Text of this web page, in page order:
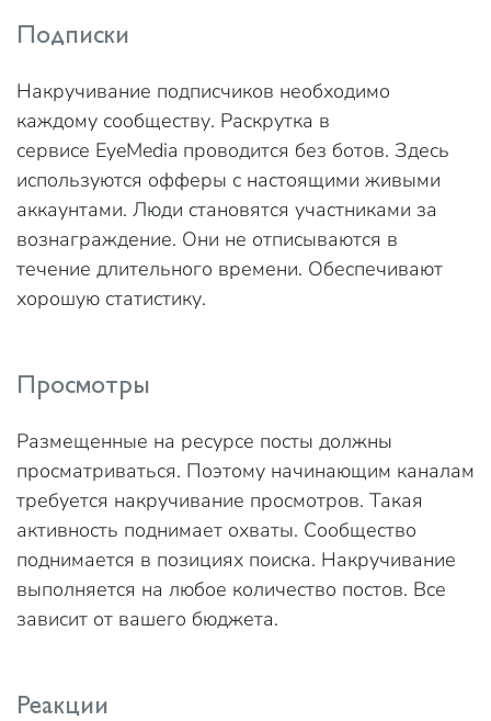
Подписки
Накручивание подписчиков необходимо
каждому сообществу. Раскрутка в
сервисе EyeMedia проводится без ботов. Здесь
используются офферы с настоящими живыми
аккаунтами. Люди становятся участниками за
вознаграждение. Они не отписываются в
течение длительного времени. Обеспечивают
хорошую статистику.
Просмотры
Размещенные на ресурсе посты должны
просматриваться. Поэтому начинающим каналам
требуется накручивание просмотров. Такая
активность поднимает охваты. Сообщество
поднимается в позициях поиска. Накручивание
выполняется на любое количество постов. Все
зависит от вашего бюджета.
Реакции